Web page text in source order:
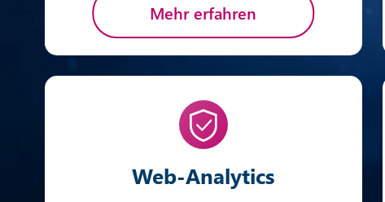
Mehr erfahren
Web-Analytics